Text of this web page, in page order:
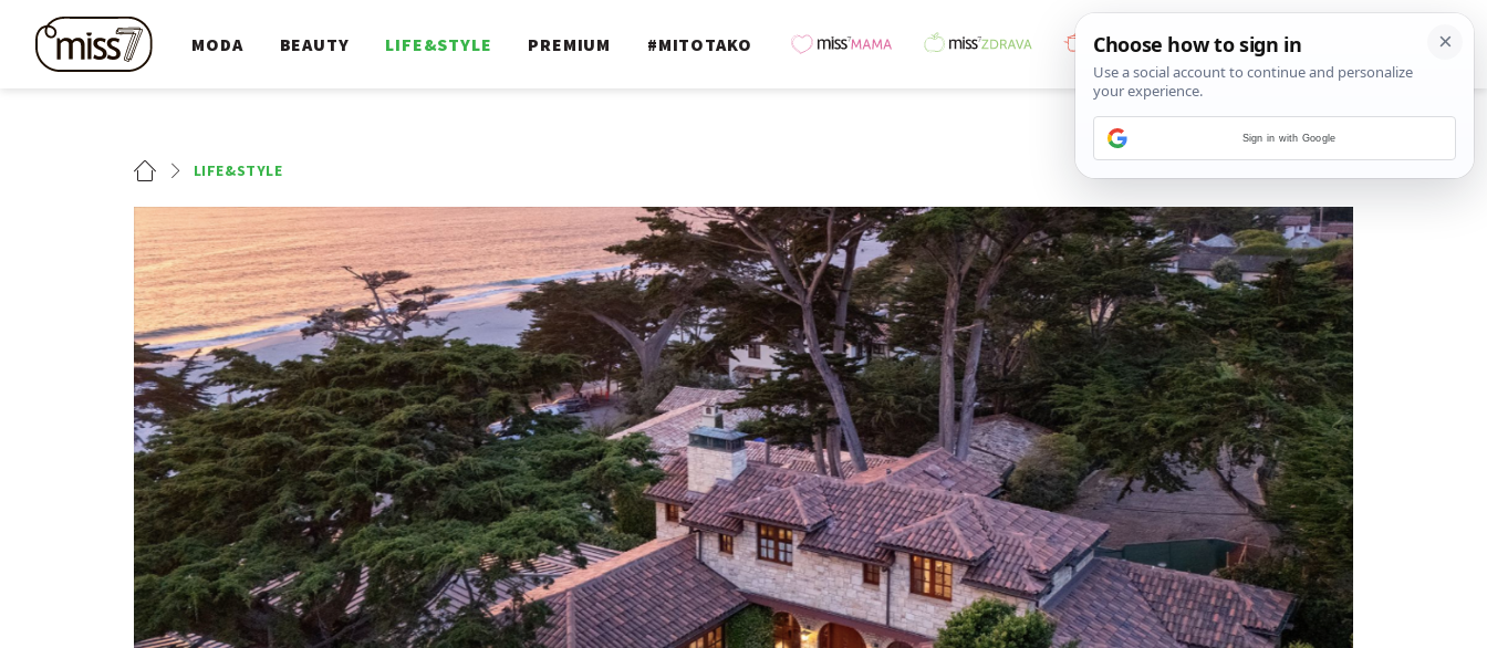
MODA BEAUTY LIFE&STYLE PREMIUM #MITOTAKO
LIFE&STYLE
Sign in with Google